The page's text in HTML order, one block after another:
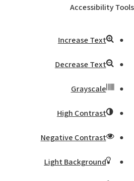
Accessibility Tools
Increase Text
Decrease Text
Grayscale
High Contrast
Negative Contrast
Light Background